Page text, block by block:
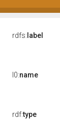
rdfs: label
l0:name
rdf:type